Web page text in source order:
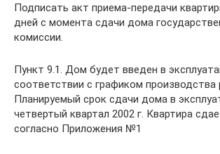
Подписать акт приема-передачи
дней с момента сдачи дома
комиссии.
Пункт 9.1. Дом будет введен в
соответствии с графиком производства
Планируемый срок сдачи дома в
четвертый квартал 2002 г. Квартира
согласно Приложения №1